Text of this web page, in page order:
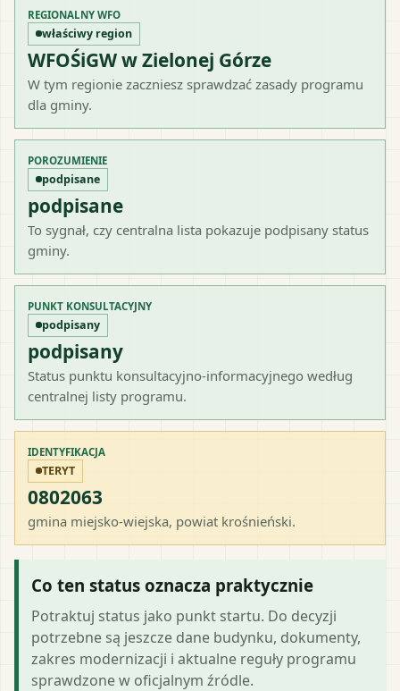
REGIONALNY WFO
właściwy region
WFOŚiGW w Zielonej Górze
W tym regionie zaczniesz sprawdzać zasady programu
dla gminy.
POROZUMIENIE
podpisane
podpisane
To sygnał, czy centralna lista pokazuje podpisany status
gminy.
PUNKT KONSULTACYJNY
podpisany
podpisany
Status punktu konsultacyjno-informacyjnego według
centralnej listy programu.
IDENTYFIKACJA
TERYT
0802063
gmina miejsko-wiejska, powiat krośnieński.
Co ten status oznacza praktycznie
Potraktuj status jako punkt startu. Do decyzji
potrzebne są jeszcze dane budynku, dokumenty,
zakres modernizacji i aktualne reguły programu
sprawdzone w oficjalnym źródle.